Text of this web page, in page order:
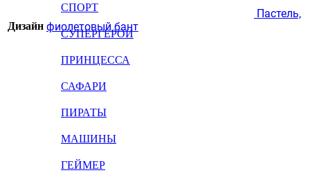
СПОРТ
СУПЕРГЕРОИ
ПРИНЦЕССА
САФАРИ
ПИРАТЫ
МАШИНЫ
ГЕЙМЕР
Дизайн
Пастель,
фиолетовый бант